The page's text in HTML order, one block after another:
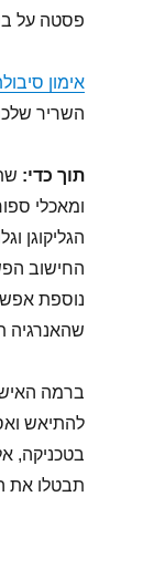
פסטה על
אימון
השריר
תוך כדי:
ומאכלי
הגליקוגן
החישוב
נוספת
שהאנרגיה
ברמה
להתיאש
בטכניקה,
תבטלו את